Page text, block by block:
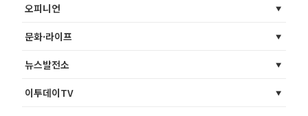
오피니언
문화·라이프
뉴스발전소
이투데이TV